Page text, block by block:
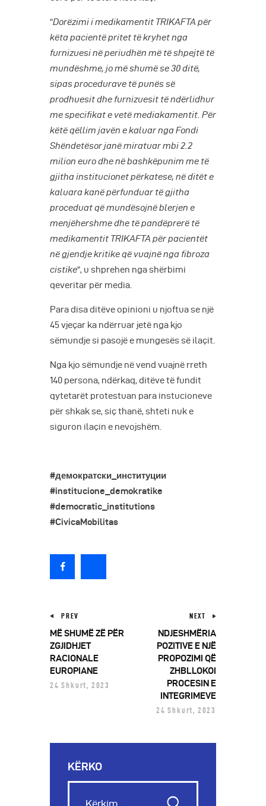
“Dorëzimi i medikamentit TRIKAFTA për
këta pacientë pritet të kryhet nga
furnizuesi në periudhën më të shpejtë të
mundëshme, jo më shumë se 30 ditë,
sipas procedurave të punës së
prodhuesit dhe furnizuesit të ndërlidhur
me specifikat e vetë mediakamentit. Për
këtë qëllim javën e kaluar nga Fondi
Shëndetësor janë miratuar mbi 2.2
milion euro dhe në bashkëpunim me të
gjitha institucionet përkatese, në ditët e
kaluara kanë përfunduar të gjitha
proceduat që mundësojnë blerjen e
menjëhershme dhe të pandëprerë të
medikamentit TRIKAFTA për pacientët
në gjendje kritike që vuajnë nga fibroza
cistike“, u shprehen nga shërbimi
qeveritar për media.
Para disa ditëve opinioni u njoftua se një
45 vjeçar ka ndërruar jetë nga kjo
sëmundje si pasojë e mungesës së ilaçit.
Nga kjo sëmundje në vend vuajnë rreth
140 persona, ndërkaq, ditëve të fundit
qytetarët protestuan para instucioneve
për shkak se, siç thanë, shteti nuk e
siguron ilaçin e nevojshëm.
#демократски_институции
#institucione_demokratike
#democratic_institutions
#CivicaMobilitas
PREV
MË SHUMË ZË PËR
ZGJIDHJET
RACIONALE
EUROPIANE
24 Shkurt, 2023
NEXT
NDJESHMËRIA
POZITIVE E NJË
PROPOZIMI QË
ZHBLLOKOI
PROCESIN E
INTEGRIMEVE
24 Shkurt, 2023
KËRKO